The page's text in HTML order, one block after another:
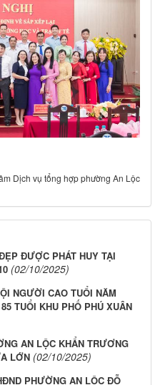
Dịch vụ tổng hợp phường An Lộc
ĐƯỢC PHÁT HUY TẠI
(02/10/2025)
NGƯỜI CAO TUỔI NĂM
TUỔI KHU PHỐ PHÚ XUÂN
AN LỘC KHẨN TRƯƠNG
LỚN (02/10/2025)
PHƯỜNG AN LỘC ĐỖ